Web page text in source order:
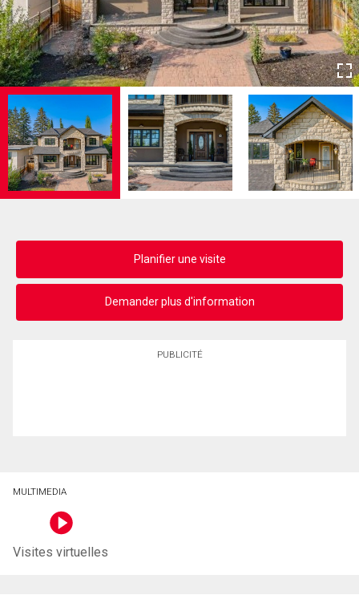
Planifier une visite
Demander plus d'information
PUBLICITÉ
MULTIMEDIA
Visites virtuelles